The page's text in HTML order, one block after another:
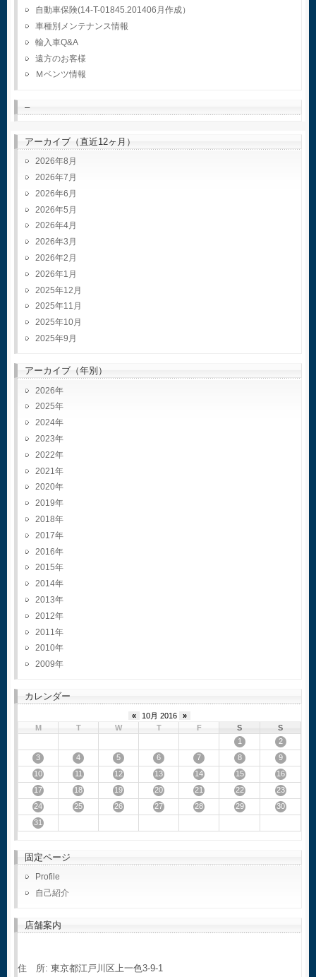
自動車保険(14-T-01845.201406月作成）
車種別メンテナンス情報
輸入車Q&A
遠方のお客様
Ｍベンツ情報
–
アーカイブ（直近12ヶ月）
2026年8月
2026年7月
2026年6月
2026年5月
2026年4月
2026年3月
2026年2月
2026年1月
2025年12月
2025年11月
2025年10月
2025年9月
アーカイブ（年別）
2026
2025
2024
2023
2022
2021
2020
2019
2018
2017
2016
2015
2014
2013
2012
2011
2010
2009
カレンダー
« 10月 2016
»
M
T W T F S
S
1
2
3
4 5 6 7 8
9
10
11 12 13 14 15
16
17
18 19 20 21 22
23
24
25 26 27 28 29
30
31
固定ページ
Profile
自己紹介
店舗案内
住 所: 東京都江戸川区上一色3-9-1